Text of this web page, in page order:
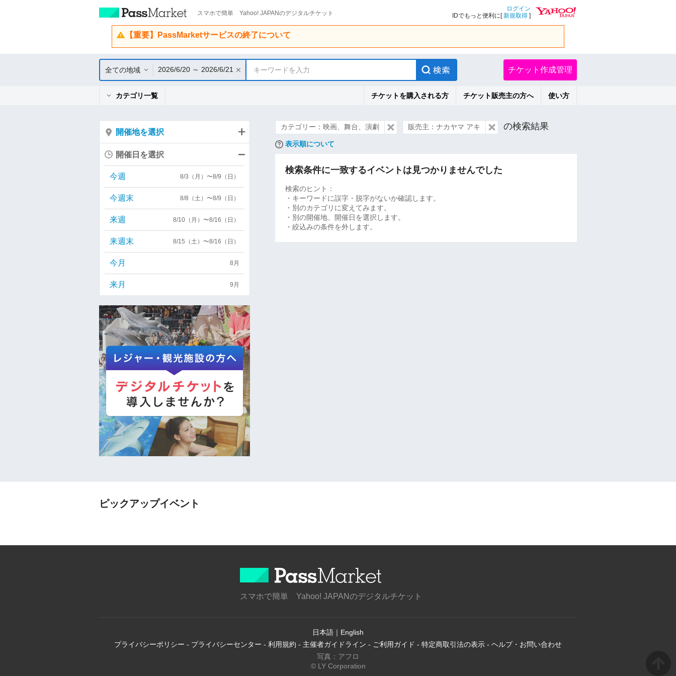
スマホで簡単 Yahoo! JAPANのデジタルチケット
ログイン
IDでもっと便利に[新規取得 ]
【重要】PassMarketサービスの終了について
全ての地域 2026/6/20 ～ 2026/6/21 キーワードを入力 チケット作成管理
カテゴリ一覧 チケットを購入される方 チケット販売主の方へ 使い方
カテゴリー：映画、舞台、演劇 販売主：ナカヤマ アキ の検索結果
表示順について
検索条件に一致するイベントは見つかりませんでした
検索のヒント：
・キーワードに誤字・脱字がないか確認します。
・別のカテゴリに変えてみます。
・別の開催地、開催日を選択します。
・絞込みの条件を外します。
開催地を選択
開催日を選択
今週 8/3（月）〜8/9（日）
今週末 8/8（土）〜8/9（日）
来週 8/10（月）〜8/16（日）
来週末 8/15（土）〜8/16（日）
今月 8月
来月 9月
ピックアップイベント
スマホで簡単 Yahoo! JAPANのデジタルチケット
日本語 ｜ English
プライバシーポリシー - プライバシーセンター - 利用規約 - 主催者ガイドライン - ご利用ガイド - 特定商取引法の表示 - ヘルプ・お問い合わせ
写真：アフロ
© LY Corporation